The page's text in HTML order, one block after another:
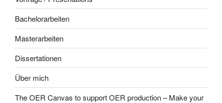
Bachelorarbeiten
Masterarbeiten
Dissertationen
Über mich
The OER Canvas to support OER production – Make your